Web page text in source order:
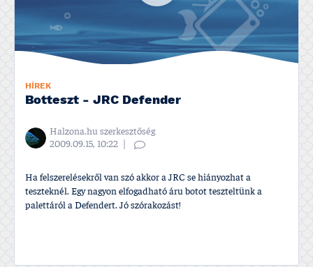
HÍREK
Botteszt - JRC Defender
Halzona.hu szerkesztőség
2009.09.15, 10:22
Ha felszerelésekről van szó akkor a JRC se hiányozhat a
teszteknél. Egy nagyon elfogadható áru botot teszteltünk a
palettáról a Defendert. Jó szórakozást!